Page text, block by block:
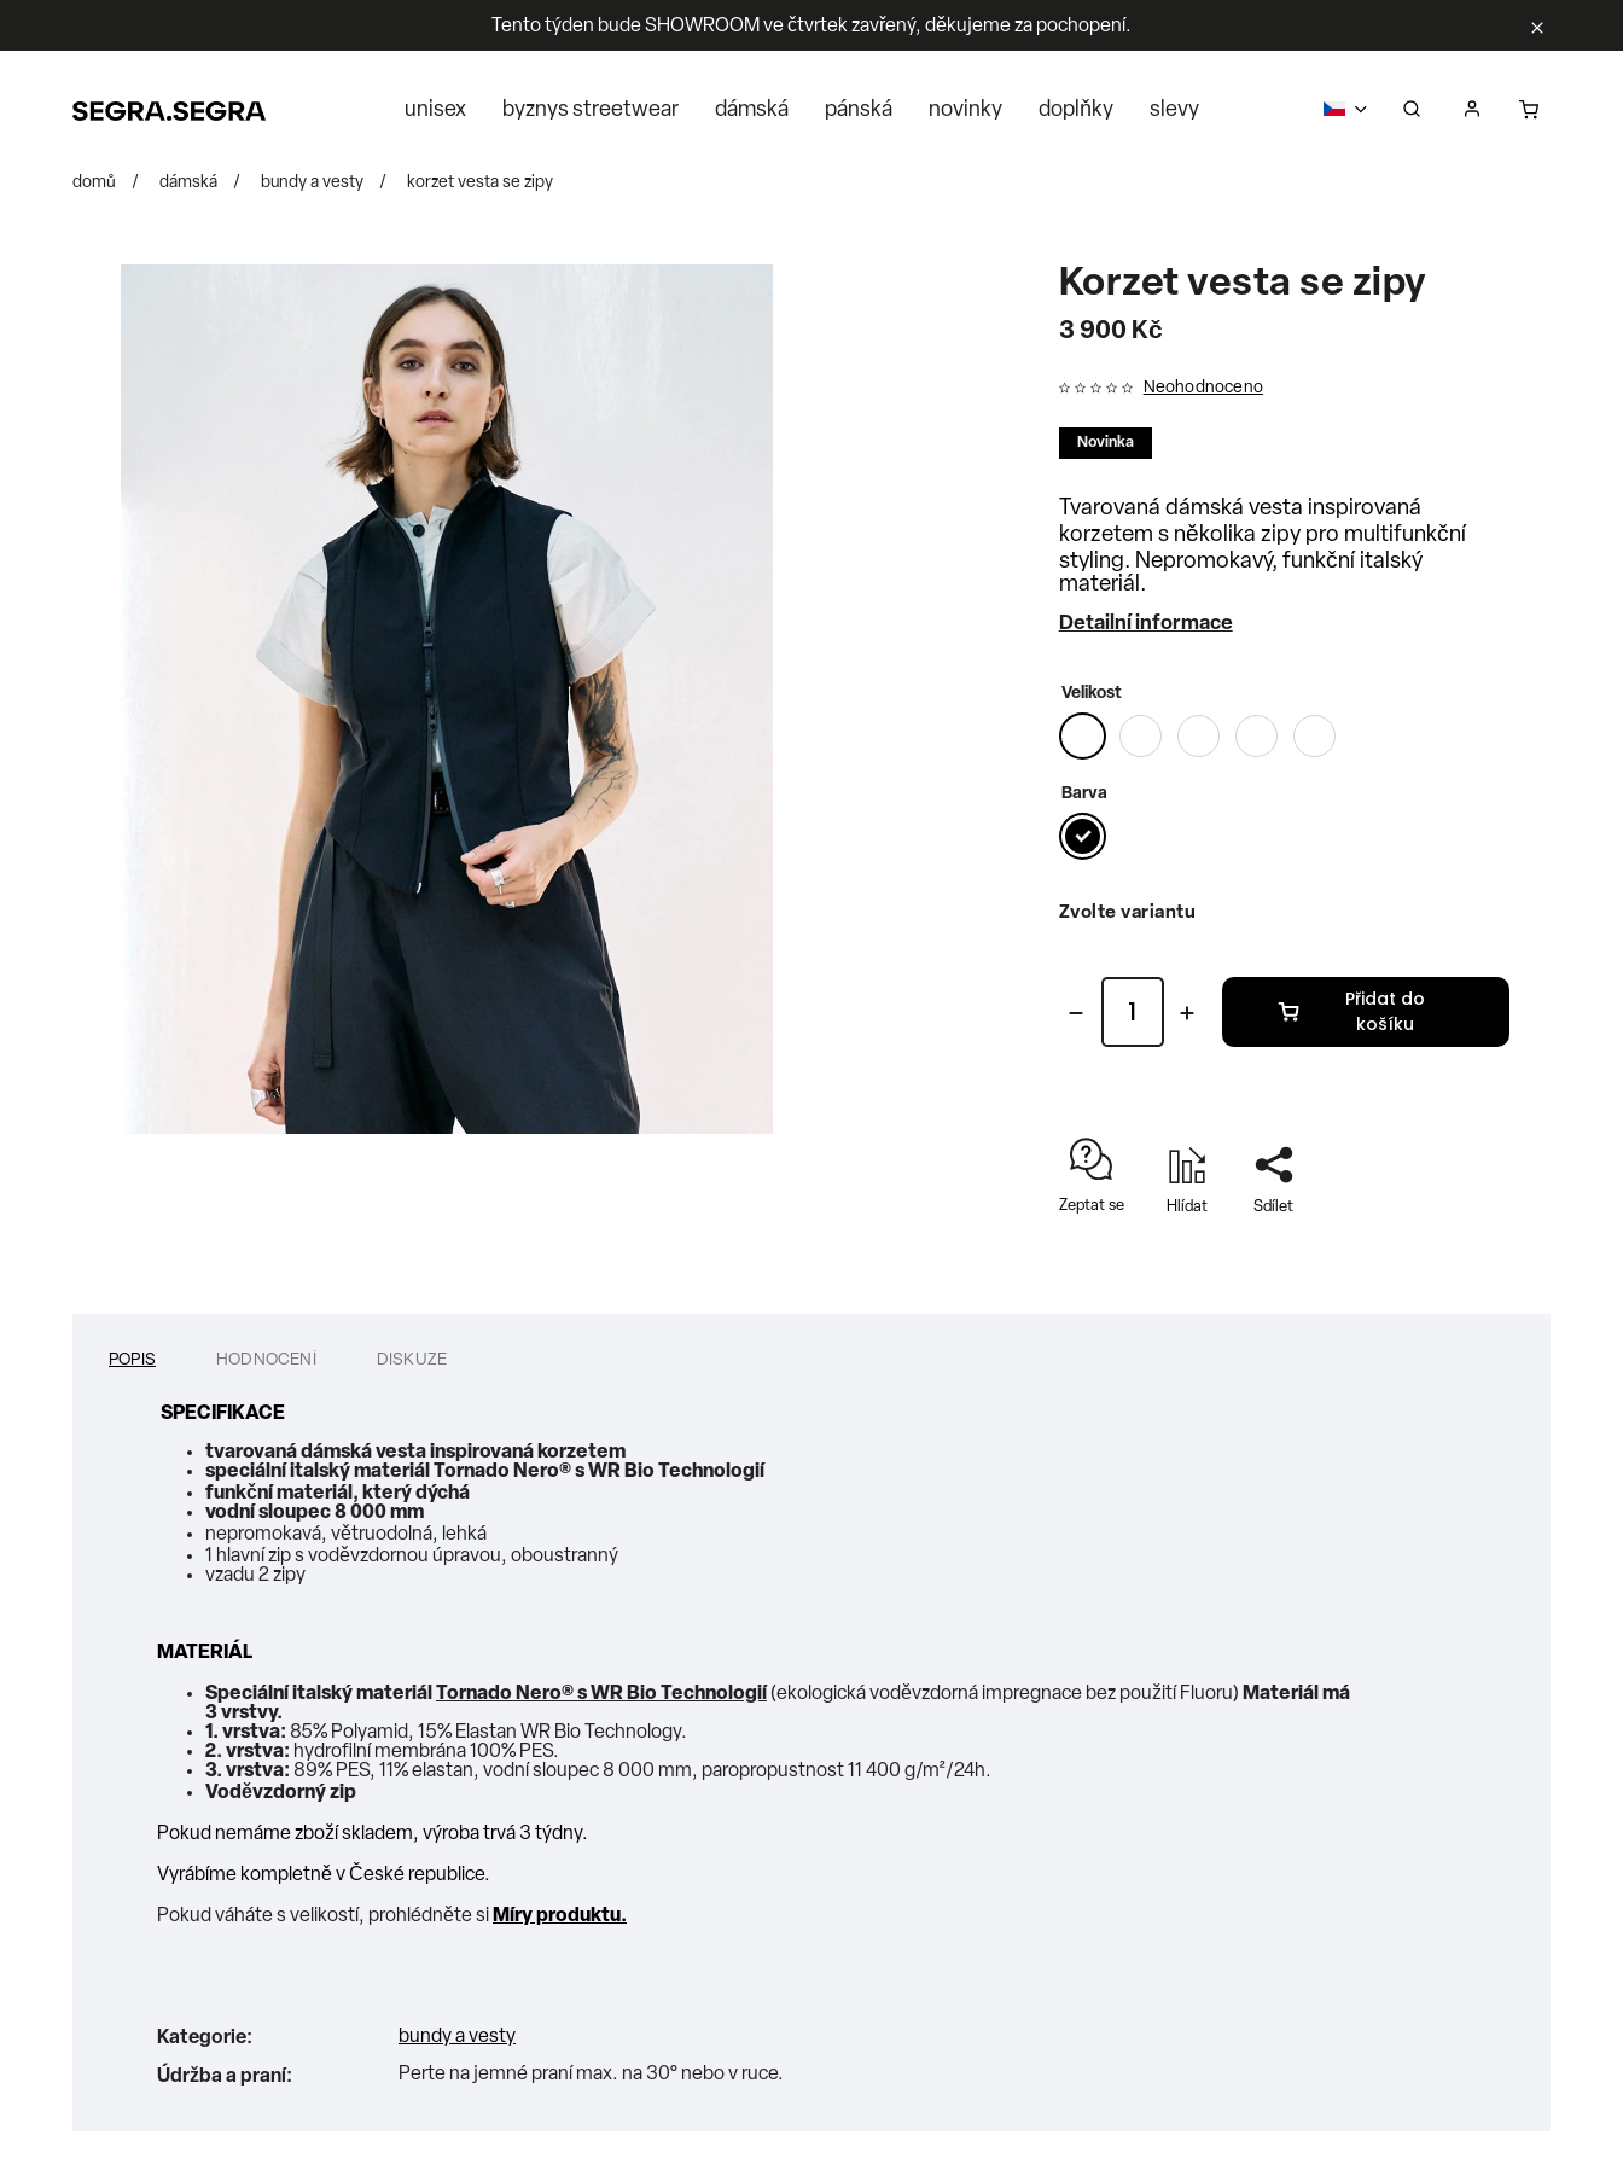
Tento týden bude SHOWROOM ve čtvrtek zavřený, děkujeme za pochopení.
unisex byznys streetwear dámská pánská novinky doplňky slevy o nás prodejci
domů / dámská / bundy a vesty / korzet vesta se zipy
Korzet vesta se zipy
3 900 Kč
Novinka
Neohodnoceno
Tvarovaná dámská vesta inspirovaná
korzetem s několika zipy pro multifunkční
styling. Nepromokavý, funkční italský
materiál.
Detailní informace
Velikost
Barva
Zvolte variantu
Přidat do
košíku
Zeptat se Hlídat Sdílet
POPIS HODNOCENÍ DISKUZE
SPECIFIKACE
tvarovaná dámská vesta inspirovaná korzetem
speciální italský materiál Tornado Nero® s WR Bio Technologií
funkční materiál, který dýchá
vodní sloupec 8 000 mm
nepromokavá, větruodolná, lehká
1 hlavní zip s voděvzdornou úpravou, oboustranný
vzadu 2 zipy
MATERIÁL
Speciální italský materiál Tornado Nero® s WR Bio Technologií (ekologická voděvzdorná impregnace bez použití Fluoru) Materiál má
3 vrstvy.
1. vrstva: 85% Polyamid, 15% Elastan WR Bio Technology.
2. vrstva: hydrofilní membrána 100% PES.
3. vrstva: 89% PES, 11% elastan, vodní sloupec 8 000 mm, paropropustnost 11 400 g/m²/24h.
Voděvzdorný zip
Pokud nemáme zboží skladem, výroba trvá 3 týdny.
Vyrábíme kompletně v České republice.
Pokud váháte s velikostí, prohlédněte si Míry produktu.
Kategorie: bundy a vesty
Údržba a praní: Perte na jemné praní max. na 30° nebo v ruce.